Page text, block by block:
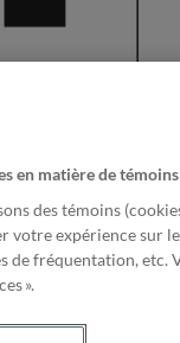
Projets de
of
en matière de témoins
des témoins
votre expérience sur
de fréquentation, etc.
».